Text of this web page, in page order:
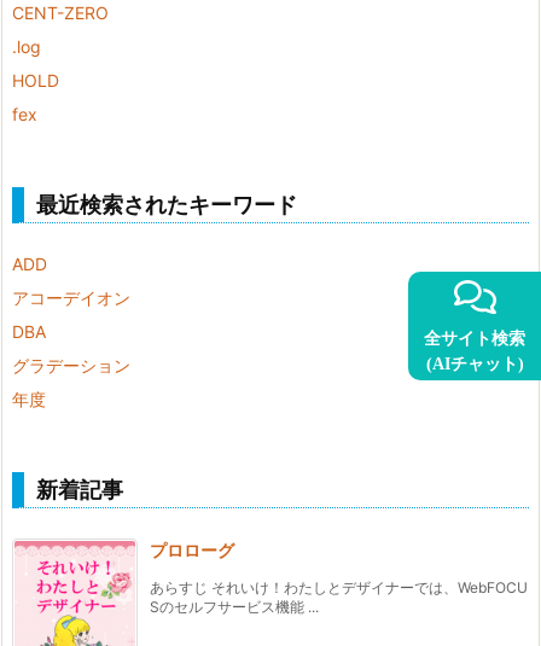
CENT-ZERO
.log
HOLD
fex
最近検索されたキーワード
ADD
アコーデイオン
DBA
グラデーション
年度
新着記事
プロローグ
あらすじ それいけ！わたしとデザイナーでは、WebFOCU
Sのセルフサービス機能 ...
全サイト検索
(AIチャット)